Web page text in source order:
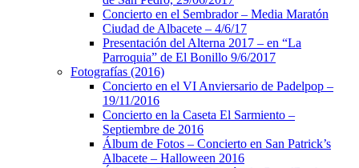
Concierto en el Sembrador – Media Maratón
Ciudad de Albacete – 4/6/17
Presentación del Alterna 2017 – en “La
Parroquia” de El Bonillo 9/6/2017
Fotografías (2016)
Concierto en el VI Anviersario de Padelpop –
19/11/2016
Concierto en la Caseta El Sarmiento –
Septiembre de 2016
Álbum de Fotos – Concierto en San Patrick’s
Albacete – Halloween 2016